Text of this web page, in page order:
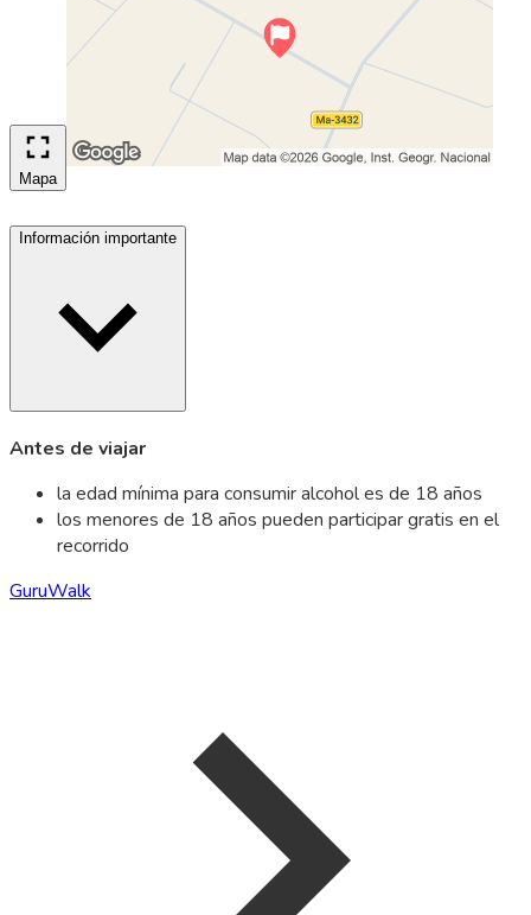
Mapa
Información importante
Antes de viajar
la edad mínima para consumir alcohol es de 18 años
los menores de 18 años pueden participar gratis en el
recorrido
GuruWalk